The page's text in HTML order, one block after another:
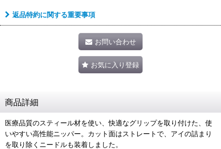
返品特約に関する重要事項
お問い合わせ
お気に入り登録
商品詳細
医療品質のスティール材を使い、快適なグリップを取り付けた、使
いやすい高性能ニッパー。カット面はストレートで、アイの詰まり
を取り除くニードルも装着しました。